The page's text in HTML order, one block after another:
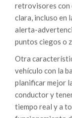
retrovisores con
clara, incluso en
alerta-
puntos ciegos o
Otra
vehículo con la
planificar mejor
conductor y
tiempo real y a